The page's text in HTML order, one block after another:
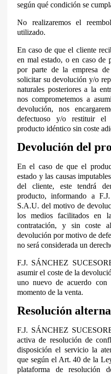
según qué condición se
No realizaremos el
utilizado.
En caso de que el cliente
en mal estado, o en caso de
por parte de la empresa
solicitar su devolución y/o
naturales posteriores a la
nos comprometemos a
devolución, nos
defectuoso y/o restituir
producto idéntico sin coste
Devolución del
En el caso de que el
estado y las causas
del cliente, este tendrá
producto, informando a
S.A.U. del motivo de
los medios facilitados en
contratación, y sin coste
devolución por motivo de
no será considerada un
F.J. SÁNCHEZ
asumir el coste de la
uno nuevo de acuerdo con
momento de la venta.
Resolución
F.J. SÁNCHEZ
activa de resolución de
disposición el servicio la
que según el Art. 40 de la
plataforma de resolución